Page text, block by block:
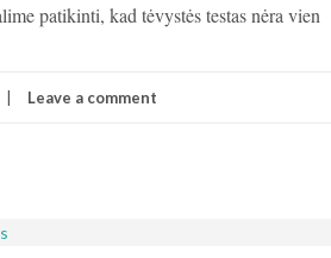
patikinti, kad tėvystės testas nėra vien
Leave a comment